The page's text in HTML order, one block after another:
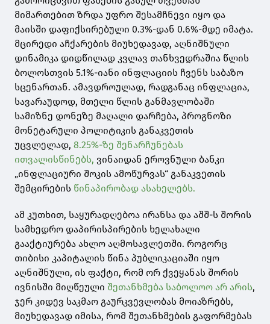
მიმართებით ზრდა უფრო შესამჩნევი იყო და
მაისში დაფიქსირებული 0.3%-დან 0.6%-მდე იმატა.
მცირედი აჩქარების მიუხედავად, აღნიშნული
დინამიკა დიდწილად კვლავ თანხვედრაშია წლის
ბოლოსთვის 5.1%-იანი ინფლაციის ჩვენს საბაზო
სცენართან. ამავდროულად, რადგანაც ინფლაცია,
სავარაუდოდ, მთელი წლის განმავლობაში
სამიზნე დონეზე მაღალი დარჩება, პროგნოზი
მონეტარული პოლიტიკის განაკვეთის
უცვლელად, 8.25%-ზე შენარჩუნებას
ითვალისწინებს, ვინაიდან ეროვნული ბანკი
„ინფლაციური შოკის ამოწურვას“ განაკვეთის
შემცირების წინაპირობად ასახელებს.
ამ კუთხით, საყურადღებოა ირანსა და აშშ-ს შორის
სამხედრო დაპირისპირების ხელახალი
გააქტიურება ახლო აღმოსავლეთში. როგორც
თიბისი კაპიტალის წინა პუბლიკაციაში იყო
აღნიშნული, ის ფაქტი, რომ ორ ქვეყანას შორის
ივნისში მიღწეული შეთანხმება საბოლოო არ არის,
ჯერ კიდევ საკმაო გაურკვევლობას მოიაზრებს,
მიუხედავად იმისა, რომ შეთანხმების გაფორმებას